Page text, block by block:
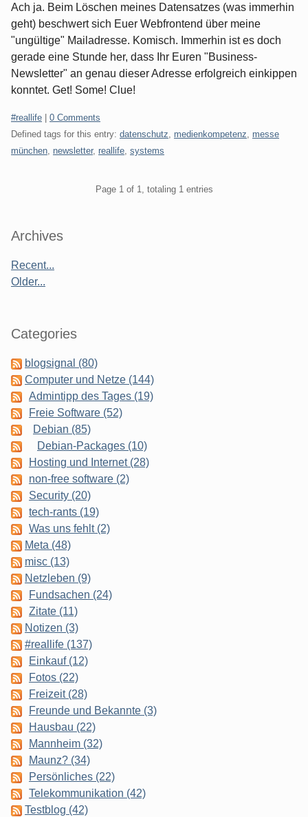
Ach ja. Beim Löschen meines Datensatzes (was immerhin
geht) beschwert sich Euer Webfrontend über meine
"ungültige" Mailadresse. Komisch. Immerhin ist es doch
gerade eine Stunde her, dass Ihr Euren "Business-
Newsletter" an genau dieser Adresse erfolgreich einkippen
konntet. Get! Some! Clue!
Categories:
#reallife
0 Comments
Defined tags for this entry: datenschutz, medienkompetenz, messe
münchen, newsletter, reallife, systems
Page 1 of 1, totaling 1 entries
Sidebar
Archives
Recent...
Older...
Categories
blogsignal (80)
Computer und Netze (144)
Admintipp des Tages (19)
Freie Software (52)
Debian (85)
Debian-Packages (10)
Hosting und Internet (28)
non-free software (2)
Security (20)
tech-rants (19)
Was uns fehlt (2)
Meta (48)
misc (13)
Netzleben (9)
Fundsachen (24)
Zitate (11)
Notizen (3)
#reallife (137)
Einkauf (12)
Fotos (22)
Freizeit (28)
Freunde und Bekannte (3)
Hausbau (22)
Mannheim (32)
Maunz? (34)
Persönliches (22)
Telekommunikation (42)
Testblog (42)